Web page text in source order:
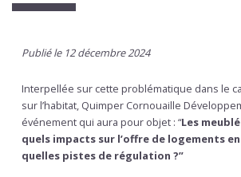
Publié le 12 décembre 2024
Interpellée sur cette problématique dans le
sur l’habitat, Quimper Cornouaille
événement qui aura pour objet : “Les
quels impacts sur l’offre de logements
quelles pistes de régulation ?”